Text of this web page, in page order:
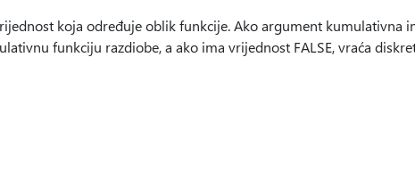
koja određuje oblik funkcije. Ako argument kumulativna
funkciju razdiobe, a ako ima vrijednost FALSE, vraća